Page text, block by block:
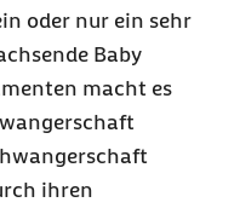
oder nur ein sehr
Baby
macht es
ihren